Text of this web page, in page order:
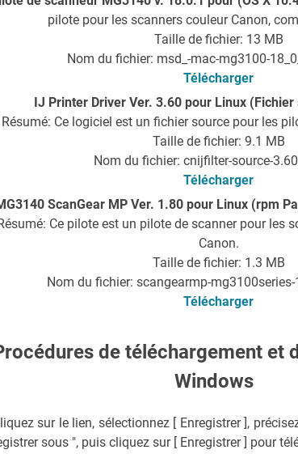
pilote pour les scanners couleur Canon,
Taille de fichier: 13 MB
Nom du fichier: msd_-mac-mg3100-
Télécharger
IJ Printer Driver Ver. 3.60 pour Linux
Résumé: Ce logiciel est un fichier source pour les
Taille de fichier: 9.1 MB
Nom du fichier: cnijfilter-source-
Télécharger
ScanGear MP Ver. 1.80 pour Linux (rpm
Ce pilote est un pilote de scanner pour les
Canon.
Taille de fichier: 1.3 MB
Nom du fichier: scangearmp-
Télécharger
de téléchargement et
Windows
sur le lien, sélectionnez [ Enregistrer ],
sous ", puis cliquez sur [ Enregistrer ] pour